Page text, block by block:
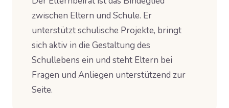
zwischen Eltern und Schule. Er
unterstützt schulische Projekte, bringt
sich aktiv in die Gestaltung des
Schullebens ein und steht Eltern bei
Fragen und Anliegen unterstützend zur
Seite.